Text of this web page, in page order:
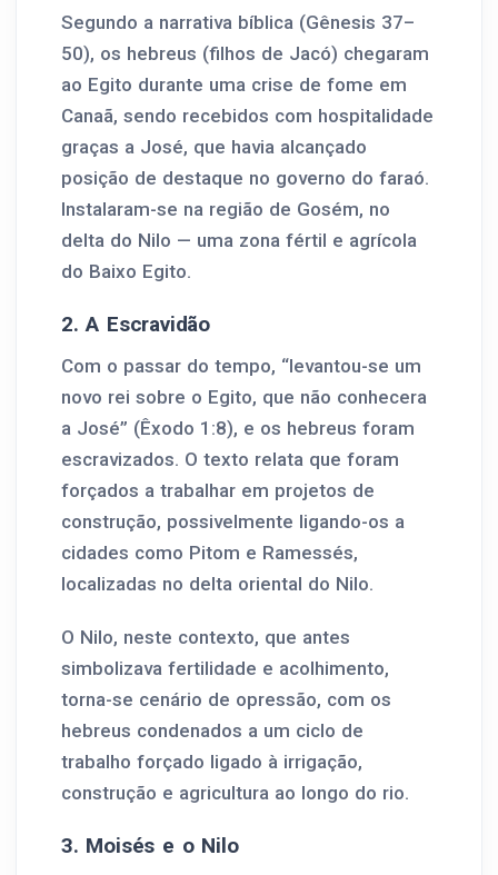
Segundo a narrativa bíblica (Gênesis 37–
50), os hebreus (filhos de Jacó) chegaram
ao Egito durante uma crise de fome em
Canaã, sendo recebidos com hospitalidade
graças a José, que havia alcançado
posição de destaque no governo do faraó.
Instalaram-se na região de Gosém, no
delta do Nilo — uma zona fértil e agrícola
do Baixo Egito.
2. A Escravidão
Com o passar do tempo, “levantou-se um
novo rei sobre o Egito, que não conhecera
a José” (Êxodo 1:8), e os hebreus foram
escravizados. O texto relata que foram
forçados a trabalhar em projetos de
construção, possivelmente ligando-os a
cidades como Pitom e Ramessés,
localizadas no delta oriental do Nilo.
O Nilo, neste contexto, que antes
simbolizava fertilidade e acolhimento,
torna-se cenário de opressão, com os
hebreus condenados a um ciclo de
trabalho forçado ligado à irrigação,
construção e agricultura ao longo do rio.
3. Moisés e o Nilo